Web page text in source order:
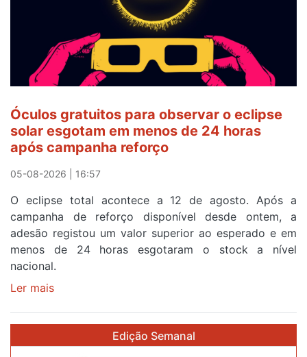
ser
o
quarto
a
a
meta
em
Sintra
primeira
etapa
da
87ª
Volta
Óculos gratuitos para observar o eclipse
solar esgotam em menos de 24 horas
após campanha reforço
05-08-2026 | 16:57
O eclipse total acontece a 12 de agosto. Após a
campanha de reforço disponível desde ontem, a
adesão registou um valor superior ao esperado e em
menos de 24 horas esgotaram o stock a nível
nacional.
Ler mais
Edição Semanal